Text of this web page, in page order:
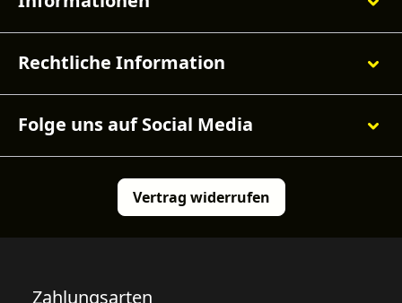
Rechtliche Information
Folge uns auf Social Media
Vertrag widerrufen
Zahlungsarten